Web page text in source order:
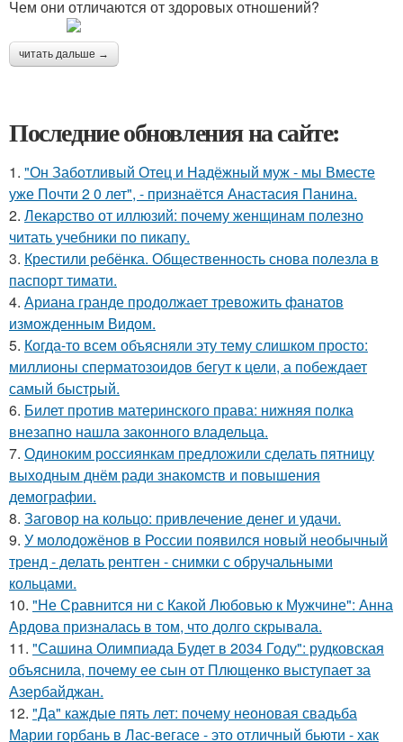
Чем они отличаются от здоровых отношений?
читать дальше →
Последние обновления на сайте:
1. "Он Заботливый Отец и Надёжный муж - мы Вместе
уже Почти 2 0 лет", - признаётся Анастасия Панина.
2. Лекарство от иллюзий: почему женщинам полезно
читать учебники по пикапу.
3. Крестили ребёнка. Общественность снова полезла в
паспорт тимати.
4. Ариана гранде продолжает тревожить фанатов
изможденным Видом.
5. Когда-то всем объясняли эту тему слишком просто:
миллионы сперматозоидов бегут к цели, а побеждает
самый быстрый.
6. Билет против материнского права: нижняя полка
внезапно нашла законного владельца.
7. Одиноким россиянкам предложили сделать пятницу
выходным днём ради знакомств и повышения
демографии.
8. Заговор на кольцо: привлечение денег и удачи.
9. У молодожёнов в России появился новый необычный
тренд - делать рентген - снимки с обручальными
кольцами.
10. "Не Сравнится ни с Какой Любовью к Мужчине": Анна
Ардова призналась в том, что долго скрывала.
11. "Сашина Олимпиада Будет в 2034 Году": рудковская
объяснила, почему ее сын от Плющенко выступает за
Азербайджан.
12. "Да" каждые пять лет: почему неоновая свадьба
Марии горбань в Лас-вегасе - это отличный бьюти - хак